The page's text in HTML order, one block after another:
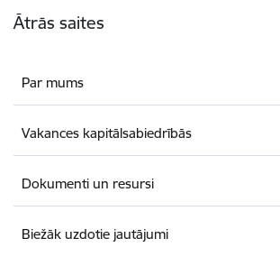
Ātrās saites
Par mums
Vakances kapitālsabiedrībās
Dokumenti un resursi
Biežāk uzdotie jautājumi